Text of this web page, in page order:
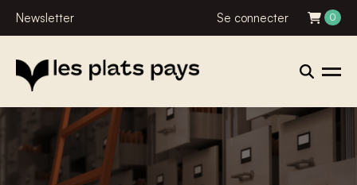
Newsletter Se connecter 0